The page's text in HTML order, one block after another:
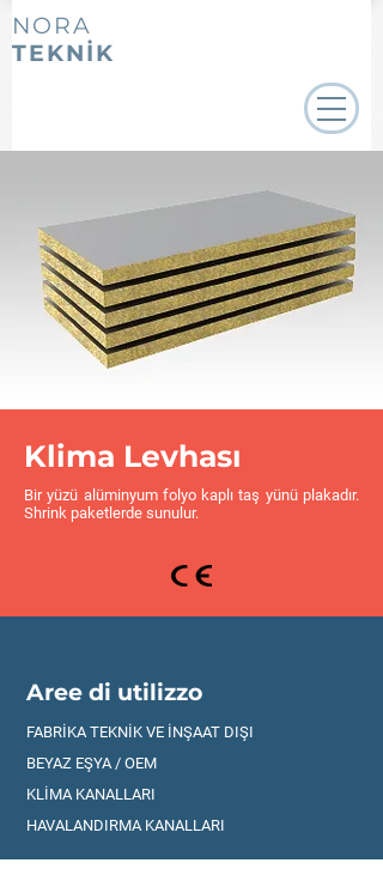
NORA
TEKNİK
Klima Levhası
Bir yüzü alüminyum folyo kaplı taş yünü plakadır.
Shrink paketlerde sunulur.
Aree di utilizzo
FABRİKA TEKNİK VE İNŞAAT DIŞI
BEYAZ EŞYA / OEM
KLİMA KANALLARI
HAVALANDIRMA KANALLARI